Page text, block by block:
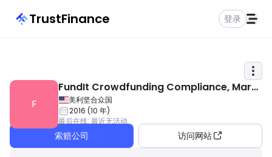
TrustFinance 登录
F
FundIt Crowdfunding Compliance, Mark
eting & Fintech Event
美利坚合众国
2016 (10 年)
最后在线: 最近无活动
索赔公司 访问网站